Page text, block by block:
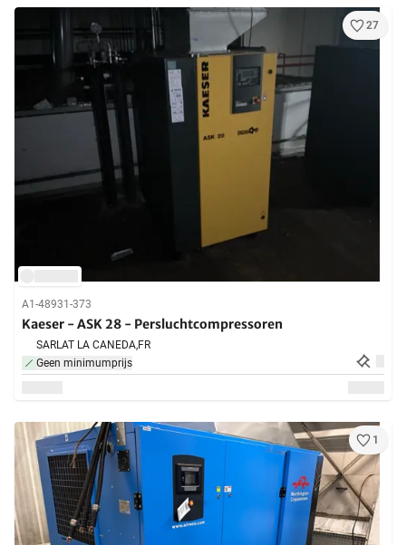
27
A1-48931-373
Kaeser - ASK 28 - Persluchtcompressoren
SARLAT LA CANEDA,FR
Geen minimumprijs
1